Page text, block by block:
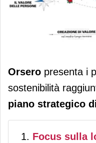
Orsero rende
di sostenibilità
del 2025
Orsero presenta i
sostenibilità
piano strategico
Focus sulla